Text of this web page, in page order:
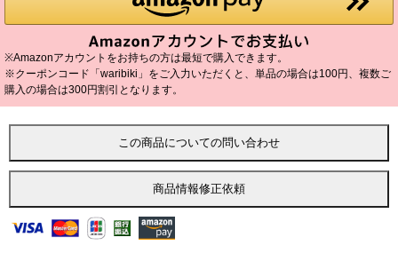
※Amazonアカウントをお持ちの方は最短で購入できます。
※クーポンコード「waribiki」をご入力いただくと、単品の場合は100円、複数ご
購入の場合は300円割引となります。